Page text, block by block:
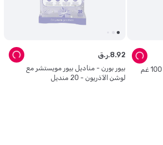
بيور بورن - مناديل بيور مويستشر مع
لوشن الآذريون - 20 منديل
ر.ق.8.92